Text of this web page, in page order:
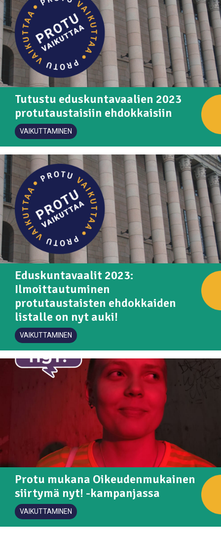
Tutustu eduskuntavaalien 2023
protutaustaisiin ehdokkaisiin
VAIKUTTAMINEN
Eduskuntavaalit 2023:
Ilmoittautuminen
protutaustaisten ehdokkaiden
listalle on nyt auki!
VAIKUTTAMINEN
Protu mukana Oikeudenmukainen
siirtymä nyt! -kampanjassa
VAIKUTTAMINEN